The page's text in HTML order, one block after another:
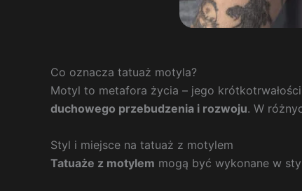
Co oznacza tatuaż motyla?
Motyl to metafora życia – jego
duchowego przebudzenia i rozwoju. W
Styl i miejsce na tatuaż z motylem
Tatuaże z motylem mogą być wykonane w